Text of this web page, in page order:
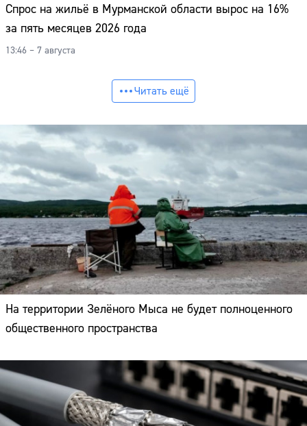
Спрос на жильё в Мурманской области вырос на 16%
за пять месяцев 2026 года
13:46 – 7 августа
Читать ещё
На территории Зелёного Мыса не будет полноценного
общественного пространства